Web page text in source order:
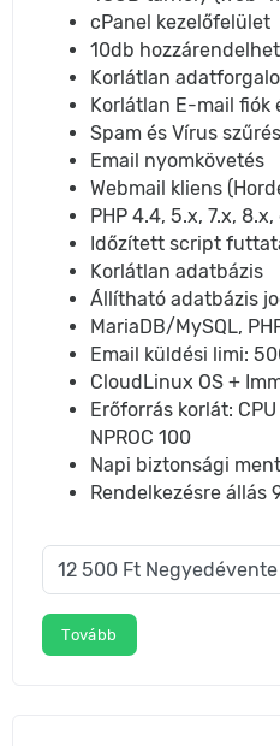
cPanel kezelőfelület
10db
Korlátlan
Korlátlan E-mail fiók
Spam és Vírus szűrés
Email nyomkövetés
Webmail kliens
PHP 4.4, 5.x, 7.x,
Időzített script
Korlátlan adatbázis
Állítható adatbázis
MariaDB/MySQL,
Email küldési limi:
CloudLinux OS +
Erőforrás korlát: CPU
NPROC 100
Napi biztonsági
Rendelkezésre állás
Tovább